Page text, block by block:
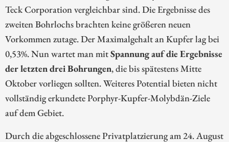
Teck Corporation vergleichbar sind. Die Ergebnisse des
zweiten Bohrlochs brachten keine größeren neuen
Vorkommen zutage. Der Maximalgehalt an Kupfer lag bei
0,53%. Nun wartet man mitSpannung auf die Ergebnisse
der letzten drei Bohrungen, die bis spätestens Mitte
Oktober vorliegen sollten. Weiteres Potential bieten nicht
vollständig erkundete Porphyr-Kupfer-Molybdän-Ziele
auf dem Gebiet.
Durch die abgeschlossene Privatplatzierung am 24. August